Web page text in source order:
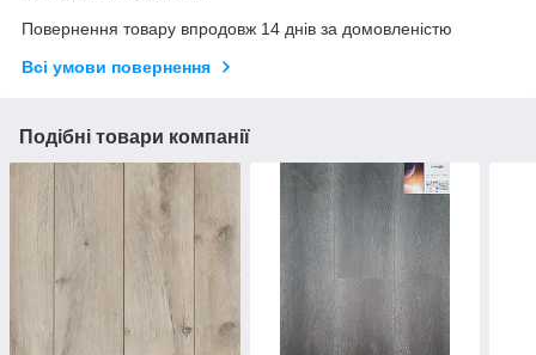
Повернення товару впродовж 14 днів за домовленістю
Всі умови повернення
Подібні товари компанії